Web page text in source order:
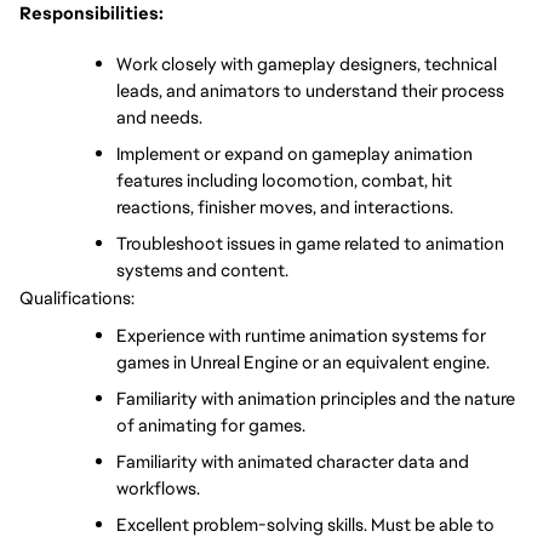
Responsibilities:
Work closely with gameplay designers, technical
leads, and animators to understand their process
and needs.
Implement or expand on gameplay animation
features including locomotion, combat, hit
reactions, finisher moves, and interactions.
Troubleshoot issues in game related to animation
systems and content.
Qualifications:
Experience with runtime animation systems for
games in Unreal Engine or an equivalent engine.
Familiarity with animation principles and the nature
of animating for games.
Familiarity with animated character data and
workflows.
Excellent problem-solving skills. Must be able to